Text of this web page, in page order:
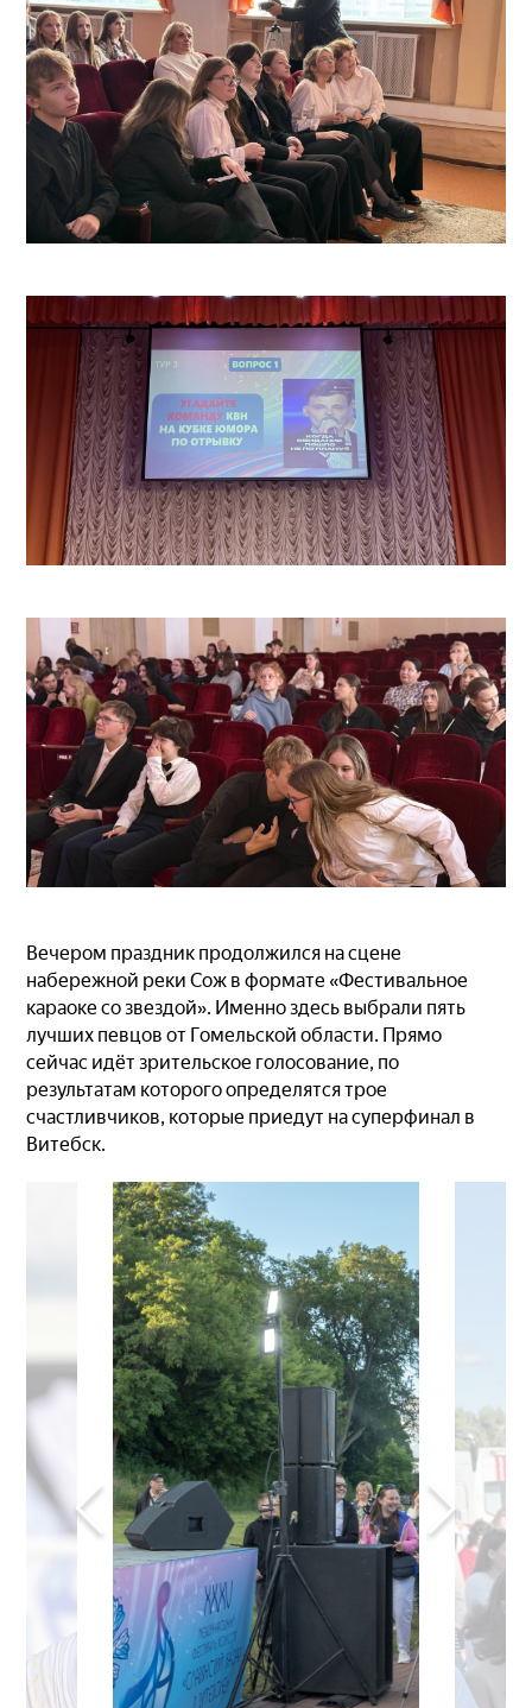
Вечером праздник продолжился на сцене
набережной реки Сож в формате «Фестивальное
караоке со звездой». Именно здесь выбрали пять
лучших певцов от Гомельской области. Прямо
сейчас идёт зрительское голосование, по
результатам которого определятся трое
счастливчиков, которые приедут на суперфинал в
Витебск.